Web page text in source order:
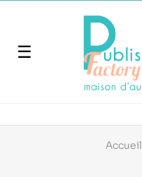
Basculer
navigation
☰
Accueil